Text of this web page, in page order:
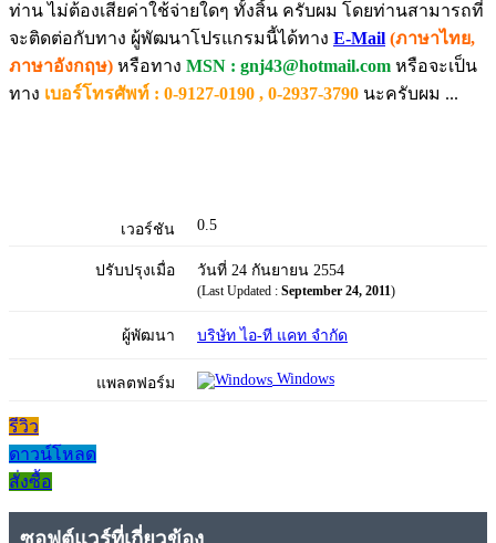
ท่าน ไม่ต้องเสียค่าใช้จ่ายใดๆ ทั้งสิ้น ครับผม โดยท่านสามารถที่
จะติดต่อกับทาง ผู้พัฒนาโปรแกรมนี้ได้ทาง E-Mail (ภาษาไทย,
ภาษาอังกฤษ) หรือทาง MSN : gnj43@hotmail.com หรือจะเป็น
ทาง เบอร์โทรศัพท์ : 0-9127-0190 , 0-2937-3790 นะครับผม ...
เวอร์ชัน 0.5
ปรับปรุงเมื่อ วันที่ 24 กันยายน 2554
(Last Updated : September 24, 2011)
ผู้พัฒนา บริษัท ไอ-ที แคท จำกัด
แพลตฟอร์ม Windows
รีวิว
ดาวน์โหลด
สั่งซื้อ